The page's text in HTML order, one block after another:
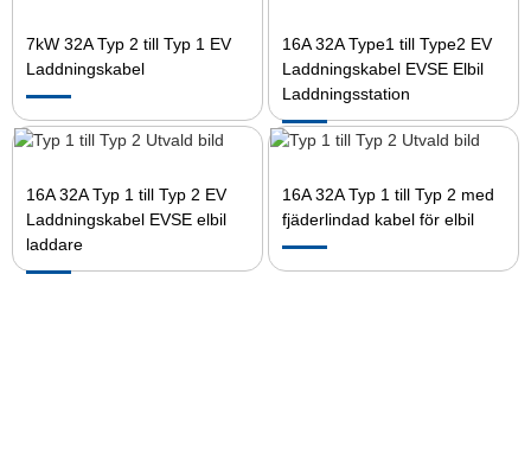
7kW 32A Typ 2 till Typ 1 EV
Laddningskabel
16A 32A Type1 till Type2 EV
Laddningskabel EVSE Elbil
Laddningsstation
16A 32A Typ 1 till Typ 2 EV
Laddningskabel EVSE elbil
laddare
16A 32A Typ 1 till Typ 2 med
fjäderlindad kabel för elbil